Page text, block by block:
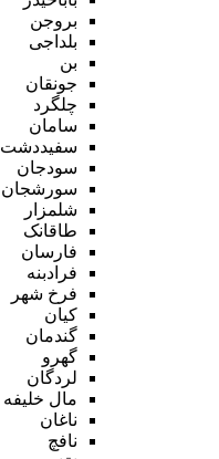
بروجن
بلداجی
بن
جونقان
چلگرد
سامان
سفیددشت
سودجان
سورشجان
شلمزار
طاقانک
فارسان
فرادبنه
فرخ شهر
کیان
گندمان
گهرو
لردگان
مال خلیفه
ناغان
نافچ